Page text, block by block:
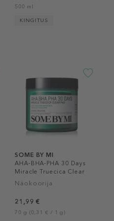
500 ml
KINGITUS
SOME BY MI
AHA-BHA-PHA 30 Days
Miracle Truecica Clear
Pad
Näokoorija
21,99 €
70 g (0,31 € / 1 g)